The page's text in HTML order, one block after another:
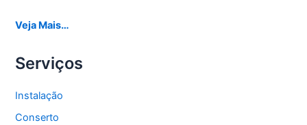
Veja Mais…
Serviços
Instalação
Conserto